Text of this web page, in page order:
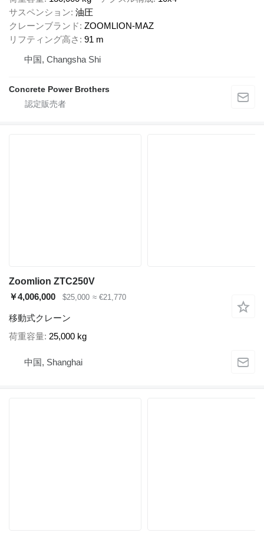
サスペンション 油圧
クレーンブランド ZOOMLION-MAZ
リフティング高さ
91 m
中国, Changsha Shi
Concrete Power Brothers
Zoomlion ZTC250V
￥4,006,000
$25,000 ≈ €21,770
移動式クレーン
荷重容量 25,000 kg
中国, Shanghai